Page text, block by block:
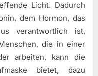
Licht. Dadurch
dem Hormon, das
verantwortlich ist,
die in einer
arbeiten, kann die
bietet, dazu